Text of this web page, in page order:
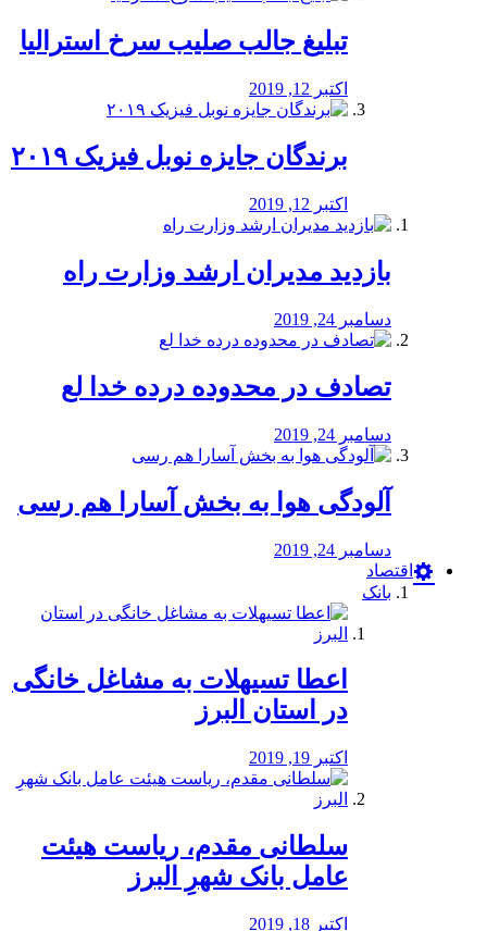
تبلیغ جالب صلیب سرخ استرالیا
اکتبر 12, 2019
برندگان جایزه نوبل فیزیک ۲۰۱۹
اکتبر 12, 2019
بازدید مدیران ارشد وزارت راه
دسامبر 24, 2019
تصادف در محدوده درده خدا لع
دسامبر 24, 2019
آلودگی هوا به بخش آسارا هم رسی
دسامبر 24, 2019
اقتصاد
بانک
️اعطا تسیهلات به مشاغل خانگی
در استان البرز
اکتبر 19, 2019
سلطانی مقدم، ریاست هیئت
عامل بانک شهرِ البرز
اکتبر 18, 2019